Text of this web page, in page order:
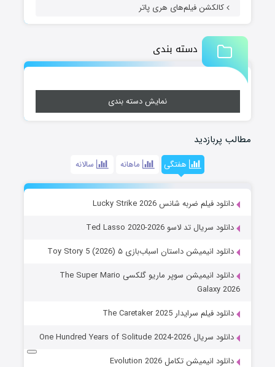
کالکشن فیلم‌های هری پاتر
دسته بندی
نمایش دسته بندی
مطالب پربازدید
هفتگی ماهانه سالانه
دانلود فیلم ضربه شانس Lucky Strike 2026
دانلود سریال تد لاسو Ted Lasso 2020-2026
دانلود انیمیشن داستان اسباب‌بازی ۵ Toy Story 5 (2026)
دانلود انیمیشن سوپر ماریو گلکسی The Super Mario
Galaxy 2026
دانلود فیلم سرایدار The Caretaker 2025
دانلود سریال One Hundred Years of Solitude 2024-2026
دانلود انیمیشن تکامل Evolution 2026